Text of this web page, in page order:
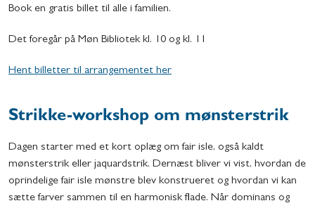
Book en gratis billet til alle i familien.
Det foregår på Møn Bibliotek kl. 10 og kl. 11
Hent billetter til arrangementet her
Strikke-workshop om mønsterstrik
Dagen starter med et kort oplæg om fair isle, også kaldt
mønsterstrik eller jaquardstrik. Dernæst bliver vi vist, hvordan de
oprindelige fair isle mønstre blev konstrueret og hvordan vi kan
sætte farver sammen til en harmonisk flade. Når dominans og